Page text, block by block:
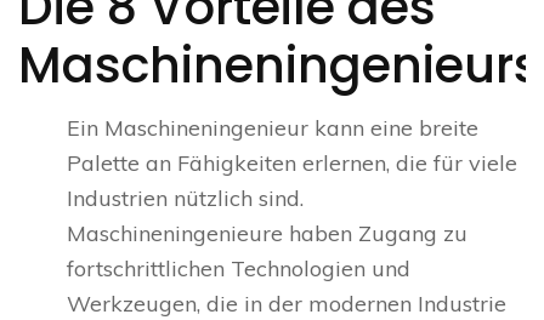
Ein Maschineningenieur kann eine breite
Palette an Fähigkeiten erlernen, die für viele
Industrien nützlich sind.
Maschineningenieure haben Zugang zu
fortschrittlichen Technologien und
Werkzeugen, die in der modernen Industrie